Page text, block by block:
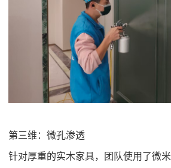
第三维：微孔渗透
针对厚重的实木家具，团队使用了微